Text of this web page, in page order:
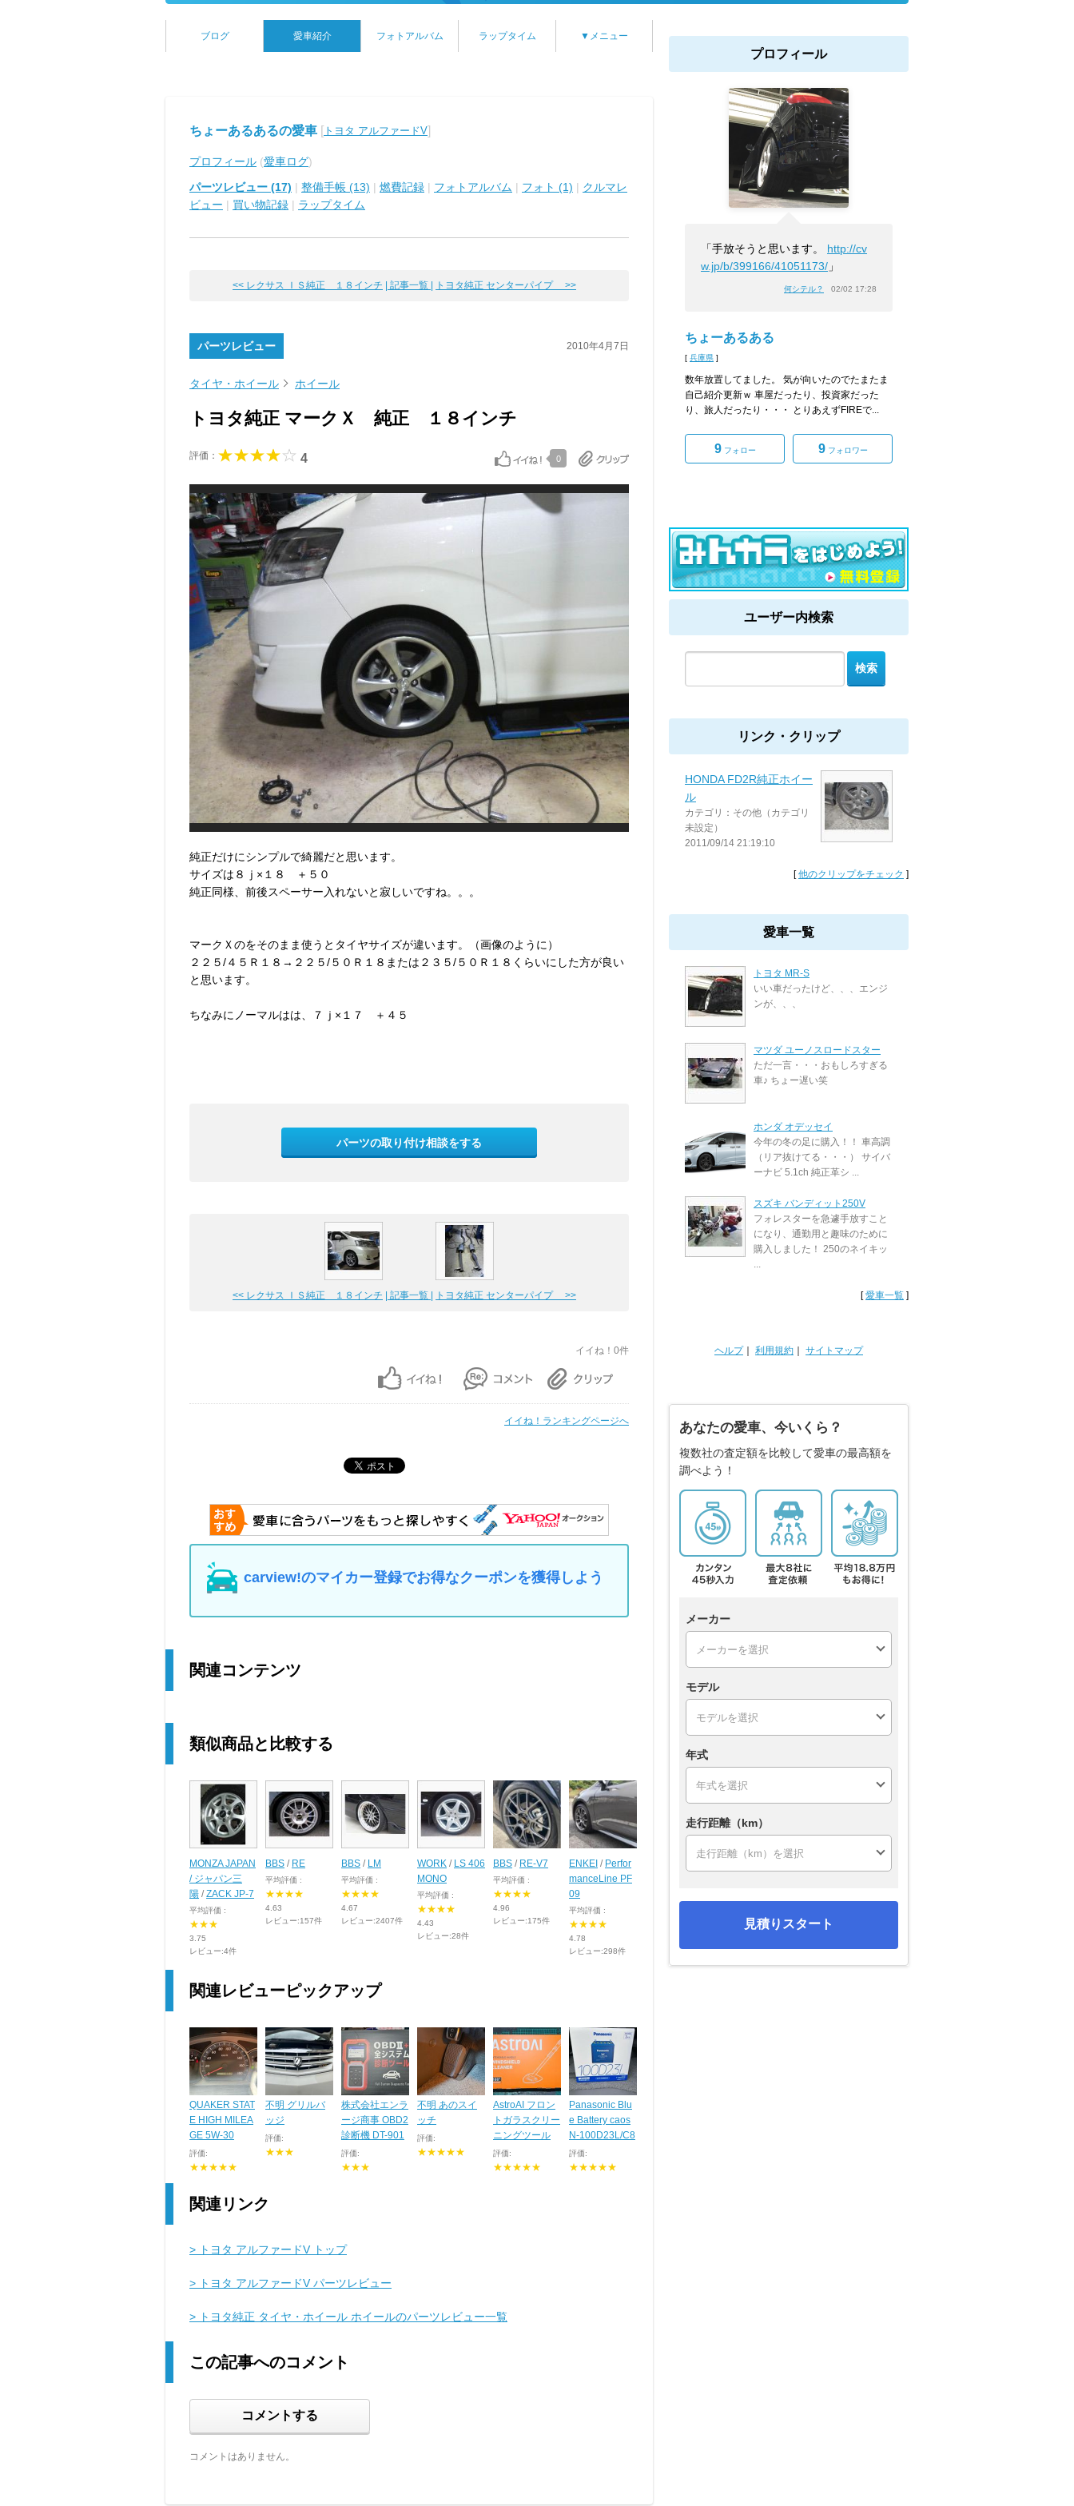
ブログ 愛車紹介 フォトアルバム ラップタイム ▼メニュー
ちょーあるあるの愛車 [ トヨタ アルファードV]
プロフィール (愛車ログ)
パーツレビュー (17) | 整備手帳 (13) | 燃費記録 | フォトアルバム | フォト (1) | クルマレ
ビュー | 買い物記録 | ラップタイム
<< レクサス ＩＳ純正 １８インチ | 記事一覧 | トヨタ純正 センターパイプ >>
パーツレビュー 2010年4月7日
タイヤ・ホイール ホイール
トヨタ純正 マークＸ 純正 １８インチ
評価： 4 0
純正だけにシンプルで綺麗だと思います。
サイズは８ｊ×１８ ＋５０
純正同様、前後スペーサー入れないと寂しいですね。。。
マークＸのをそのまま使うとタイヤサイズが違います。（画像のように）
２２５/４５Ｒ１８→２２５/５０Ｒ１８または２３５/５０Ｒ１８くらいにした方が良い
と思います。
ちなみにノーマルはは、７ｊ×１７ ＋４５
パーツの取り付け相談をする
<< レクサス ＩＳ純正 １８インチ | 記事一覧 | トヨタ純正 センターパイプ >>
イイね！0件
イイね！ランキングページへ
carview!のマイカー登録でお得なクーポンを獲得しよう
関連コンテンツ
類似商品と比較する
MONZA JAPAN
/ ジャパン三
陽 /ZACK JP-7
平均評価 :
★★★
3.75
レビュー:4件
BBS / RE
平均評価 :
★★★★
4.63
レビュー:157件
BBS / LM
平均評価 :
★★★★
4.67
レビュー:2407件
WORK / LS 406
MONO
平均評価 :
★★★★
4.43
レビュー:28件
BBS / RE-V7
平均評価 :
★★★★
4.96
レビュー:175件
ENKEI / Perfor
manceLine PF
09
平均評価 :
★★★★
4.78
レビュー:298件
関連レビューピックアップ
QUAKER STAT
E HIGH MILEA
GE 5W-30
評価:
★★★★★
不明 グリルバ
ッジ
評価:
★★★
株式会社エンラ
ージ商事 OBD2
診断機 DT-901
評価:
★★★
不明 あのスイ
ッチ
評価:
★★★★★
AstroAI フロン
トガラスクリー
ニングツール
評価:
★★★★★
Panasonic Blu
e Battery caos
N-100D23L/C8
評価:
★★★★★
関連リンク
> トヨタ アルファードV トップ
> トヨタ アルファードV パーツレビュー
> トヨタ純正 タイヤ・ホイール ホイールのパーツレビュー一覧
この記事へのコメント
コメントする
コメントはありません。
プロフィール
「手放そうと思います。 http://cv
w.jp/b/399166/41051173/ 」
何シテル？ 02/02 17:28
ちょーあるある
[ 兵庫県 ]
数年放置してました。 気が向いたのでたまたま
自己紹介更新ｗ 車屋だったり、投資家だった
り、旅人だったり・・・ とりあえずFIREで...
9フォロー 9フォロワー
ユーザー内検索
リンク・クリップ
HONDA FD2R純正ホイー
ル
カテゴリ：その他（カテゴリ
未設定）
2011/09/14 21:19:10
[他のクリップをチェック ]
愛車一覧
トヨタ MR-S
いい車だったけど、、、エンジ
ンが、、、
マツダ ユーノスロードスター
ただ一言・・・おもしろすぎる
車♪ ちょー遅い笑
ホンダ オデッセイ
今年の冬の足に購入！！ 車高調
（リア抜けてる・・・） サイバ
ーナビ 5.1ch 純正革シ ...
スズキ バンディット250V
フォレスターを急遽手放すこと
になり、通勤用と趣味のために
購入しました！ 250のネイキッ
...
[愛車一覧 ]
ヘルプ｜ 利用規約 サイトマップ
あなたの愛車、今いくら？
複数社の査定額を比較して愛車の最高額を
調べよう！
メーカー
モデル
年式
走行距離（km）
見積りスタート